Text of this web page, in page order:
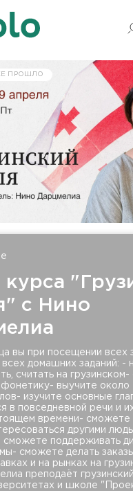
ПРОШЛО
курса
с Нино
вы при посещении всех
домашних заданий: -
считать на
фонетику- выучите
изучите основные
в повседневной речи и
времени- сможете
другими
сможете поддерживать
сможете делать
и на рынках на
преподаёт
и школе